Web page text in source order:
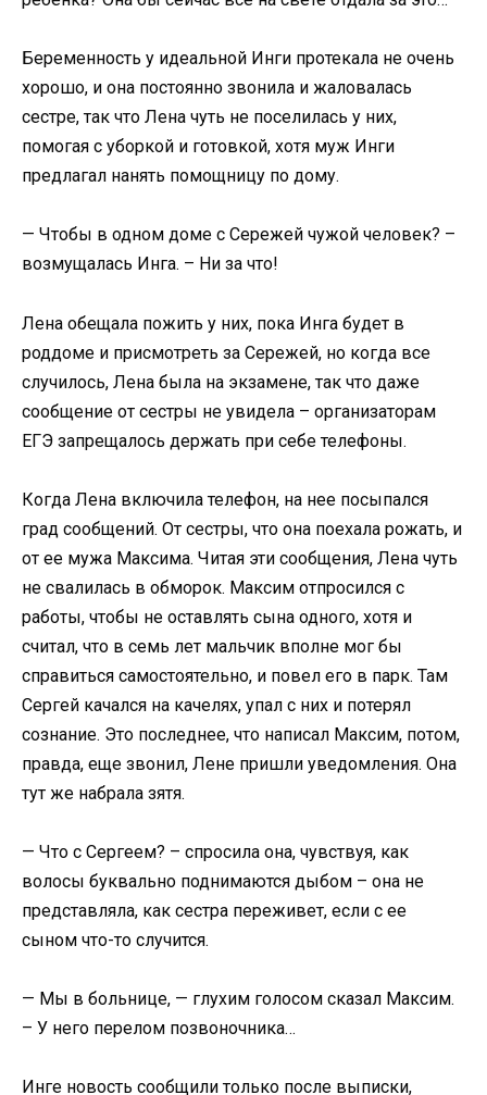
Беременность у идеальной Инги протекала не очень
хорошо, и она постоянно звонила и жаловалась
сестре, так что Лена чуть не поселилась у них,
помогая с уборкой и готовкой, хотя муж Инги
предлагал нанять помощницу по дому.
— Чтобы в одном доме с Сережей чужой человек? –
возмущалась Инга. – Ни за что!
Лена обещала пожить у них, пока Инга будет в
роддоме и присмотреть за Сережей, но когда все
случилось, Лена была на экзамене, так что даже
сообщение от сестры не увидела – организаторам
ЕГЭ запрещалось держать при себе телефоны.
Когда Лена включила телефон, на нее посыпался
град сообщений. От сестры, что она поехала рожать, и
от ее мужа Максима. Читая эти сообщения, Лена чуть
не свалилась в обморок. Максим отпросился с
работы, чтобы не оставлять сына одного, хотя и
считал, что в семь лет мальчик вполне мог бы
справиться самостоятельно, и повел его в парк. Там
Сергей качался на качелях, упал с них и потерял
сознание. Это последнее, что написал Максим, потом,
правда, еще звонил, Лене пришли уведомления. Она
тут же набрала зятя.
— Что с Сергеем? – спросила она, чувствуя, как
волосы буквально поднимаются дыбом – она не
представляла, как сестра переживет, если с ее
сыном что-то случится.
— Мы в больнице, — глухим голосом сказал Максим.
– У него перелом позвоночника…
Инге новость сообщили только после выписки,